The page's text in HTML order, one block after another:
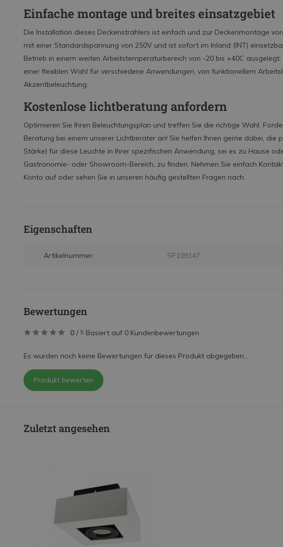
Einfache montage und breites einsatzgebiet
Die Installation dieses Deckenstrahlers ist einfach und zur Deckenmontage
mit einer Standardspannung von 250V und ist sofort im Inland (INT)
Betrieb in einem weiten Arbeitstemperaturbereich von -20 bis +40C
einer flexiblen Wahl für verschiedene Anwendungen, von funktionellem
Akzentbeleuchtung.
Kostenlose lichtberatung anfordern
Optimieren Sie Ihren Beleuchtungsplan und treffen Sie die richtige Wahl.
Beratung bei einem unserer Lichtberater an! Sie helfen Ihnen gerne dabei, die
Stärke) für diese Leuchte in Ihrer spezifischen Anwendung, sei es zu Hause
Gastronomie- oder Showroom-Bereich, zu finden. Nehmen Sie einfach
Konto auf oder sehen Sie in unseren häufig gestellten Fragen nach.
Eigenschaften
Artikelnummer: SP109147
Bewertungen
0 / 5 Basiert auf 0 Kundenbewertungen
Es wurden noch keine Bewertungen für dieses Produkt abgegeben..
Produkt bewerten
Zuletzt angesehen